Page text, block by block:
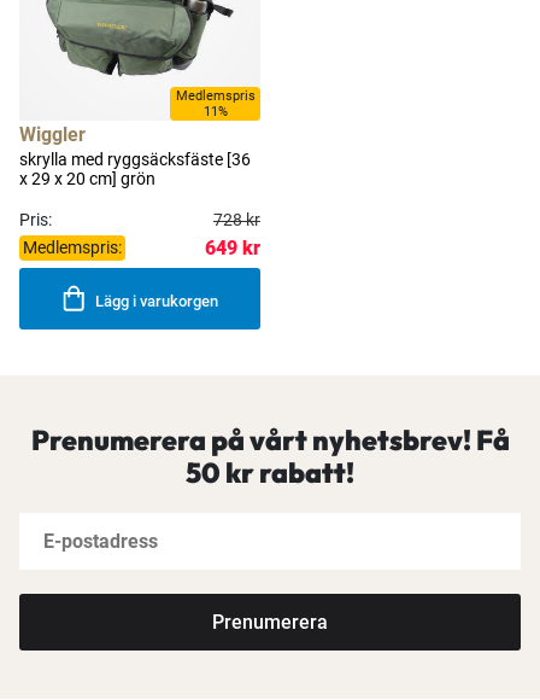
Medlemspris
11%
Wiggler
skrylla med ryggsäcksfäste [36
x 29 x 20 cm] grön
Pris:
728 kr
Medlemspris:
649 kr
Lägg i varukorgen
Prenumerera på vårt nyhetsbrev! Få
50 kr rabatt!
Prenumerera